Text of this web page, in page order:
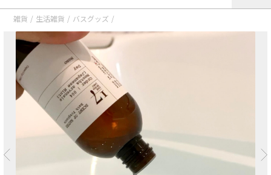
雑貨 / 生活雑貨 / バスグッズ /